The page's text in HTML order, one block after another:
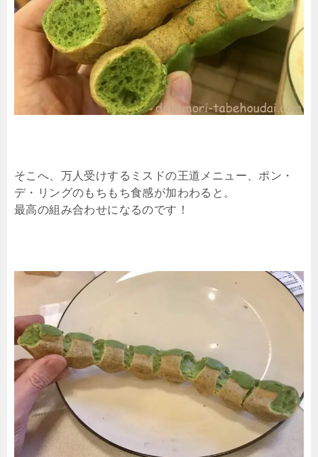
そこへ、万人受けするミスドの王道メニュー、ポン・
デ・リングのもちもち食感が加わわると。
最高の組み合わせになるのです！